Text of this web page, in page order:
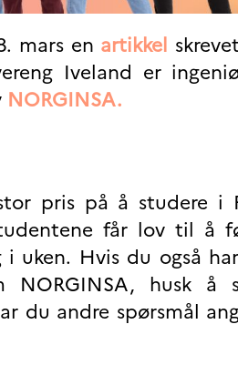
mars en artikkel
Iveland er
NORGINSA.
pris på å studere i
får lov til å
i uken. Hvis du også
NORGINSA, husk å
du andre spørsmål